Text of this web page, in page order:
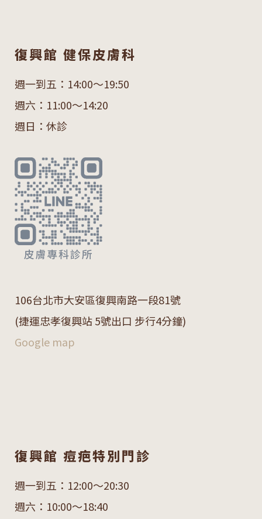
復興館 健保皮膚科
週一到五：14:00～19:50
週六：11:00～14:20
週日：休診
106台北市大安區復興南路一段81號
(捷運忠孝復興站 5號出口 步行4分鐘)
Google map
復興館 痘疤特別門診
週一到五：12:00～20:30
週六：10:00～18:40